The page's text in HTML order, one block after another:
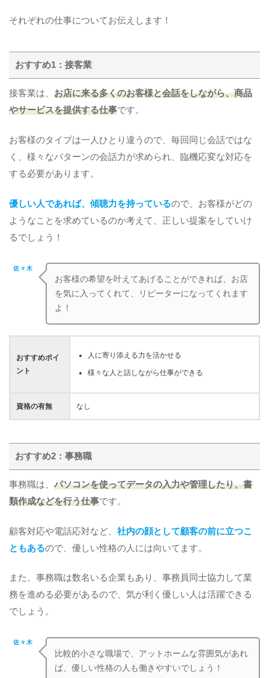
それぞれの仕事についてお伝えします！
おすすめ1：接客業
接客業は、 お店に来る多くのお客様と会話をしながら、商品
やサービスを提供する仕事です。
お客様のタイプは一人ひとり違うので、毎回同じ会話ではな
く、様々なパターンの会話力が求められ、臨機応変な対応を
する必要があります。
優しい人であれば、傾聴力を持っているので、お客様がどの
ようなことを求めているのか考えて、正しい提案をしていけ
るでしょう！
佐々木
お客様の希望を叶えてあげることができれば、お店
を気に入ってくれて、リピーターになってくれます
よ！
おすすめポイ
ント
人に寄り添える力を活かせる
様々な人と話しながら仕事ができる
資格の有無 なし
おすすめ2：事務職
事務職は、 パソコンを使ってデータの入力や管理したり、書
類作成などを行う仕事です。
顧客対応や電話応対など、 社内の顔として顧客の前に立つこ
ともあるので、優しい性格の人には向いてます。
また、事務職は数名いる企業もあり、事務員同士協力して業
務を進める必要があるので、気が利く優しい人は活躍できる
でしょう。
佐々木
比較的小さな職場で、アットホームな雰囲気があれ
ば、優しい性格の人も働きやすいでしょう！